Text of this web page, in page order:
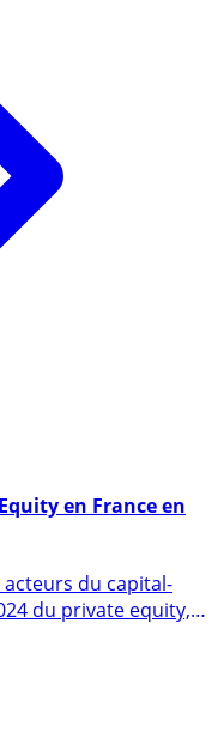
en France en
acteurs du capital-
du private equity,